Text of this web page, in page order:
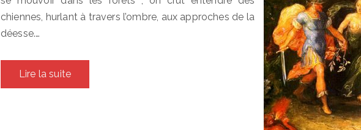
chiennes, hurlant à travers l’ombre, aux approches de la
déesse.…
Lire la suite